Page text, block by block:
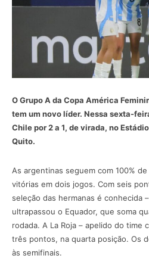
O Grupo A da Copa América
tem um novo líder. Nessa sexta-
Chile por 2 a 1, de virada, no
Quito.
As argentinas seguem com 100%
vitórias em dois jogos. Com seis
seleção das hermanas é conhecida
ultrapassou o Equador, que soma
rodada. A La Roja – apelido do time
três pontos, na quarta posição. Os
às semifinais.